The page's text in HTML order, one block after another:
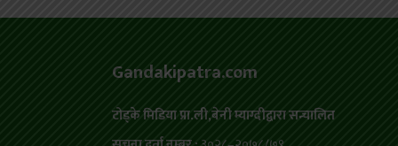
Gandakipatra.com
टोड्के मिडिया प्रा.ली,बेनी म्याग्दीद्वारा सन्चालित